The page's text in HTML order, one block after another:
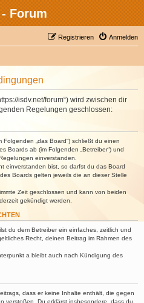
Forum
Anmelden
Registrieren
isdv.net/forum“) wird zwischen dir
Regelungen geschlossen:
Folgenden „das Board“) schließt du einen
Boards ab (im Folgenden „Betreiber“) und
einverstanden.
einverstanden bist, so darfst du das Board
Boards gelten jeweils die an dieser Stelle
Zeit geschlossen und kann von beiden
gekündigt werden.
du dem Betreiber ein einfaches, zeitlich und
Recht, deinen Beitrag im Rahmen des
a bleibt auch nach Kündigung des
dass er keine Inhalte enthält, die gegen
verstoßen. Du erklärst insbesondere, dass du